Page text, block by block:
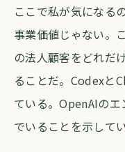
ここで私が気になる
事業価値じゃない。
の法人顧客をどれだ
ることだ。Codexと
ている。OpenAIの
でいることを示してい